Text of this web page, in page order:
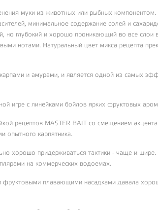
муки из животных или рыбных
минимальное содержание солей и
но глубокий и хорошо проникающий во все
нотами. Натуральный цвет микса рецепта
и амурами, и является одной из самых
игре с линейками бойлов ярких фруктовых
рецептов MASTER BAIT со смещением
опытного карпятника.
хорошо придерживаться тактики - чаще и
на коммерческих водоемах.
фруктовыми плавающими насадками давала